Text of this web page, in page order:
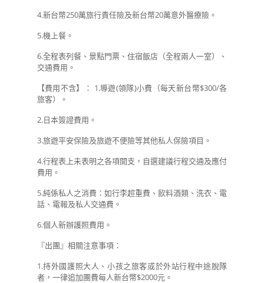
4.新台幣250萬旅行責任險及新台幣20萬意外醫療險。
5.機上餐。
6.全程表列餐、景點門票、住宿飯店（全程兩人一室）、
交通費用。
【費用不含】： 1.導遊(領隊)小費（每天新台幣$300/各
旅客）。
2.日本簽證費用。
3.旅遊平安保險及旅遊不便險等其他私人保險項目。
4.行程表上未表明之各項開支，自選建議行程交通及應付
費用。
5.純係私人之消費：如行李超重費、飲料酒類、洗衣、電
話、電報及私人交通費。
6.個人新辦護照費用。
『出團』相關注意事項：
1.持外國護照大人、小孩之旅客或於外站行程中途脫隊
者，一律追加團費每人新台幣$2000元。